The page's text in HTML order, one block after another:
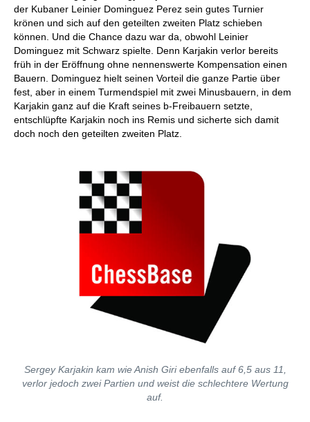
der Kubaner Leinier Dominguez Perez sein gutes Turnier
krönen und sich auf den geteilten zweiten Platz schieben
können. Und die Chance dazu war da, obwohl Leinier
Dominguez mit Schwarz spielte. Denn Karjakin verlor bereits
früh in der Eröffnung ohne nennenswerte Kompensation einen
Bauern. Dominguez hielt seinen Vorteil die ganze Partie über
fest, aber in einem Turmendspiel mit zwei Minusbauern, in dem
Karjakin ganz auf die Kraft seines b-Freibauern setzte,
entschlüpfte Karjakin noch ins Remis und sicherte sich damit
doch noch den geteilten zweiten Platz.
Sergey Karjakin kam wie Anish Giri ebenfalls auf 6,5 aus 11,
verlor jedoch zwei Partien und weist die schlechtere Wertung
auf.